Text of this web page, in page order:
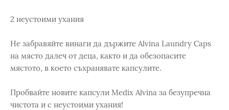
2 неустоими ухания
Не забравяйте винаги да държите Alvina Laundry Caps
на място далеч от деца, както и да обезопасите
мястото, в което съхранявате капсулите.
Пробвайте новите капсули Medix Alvina за безупречна
чистота и с неустоими ухания!